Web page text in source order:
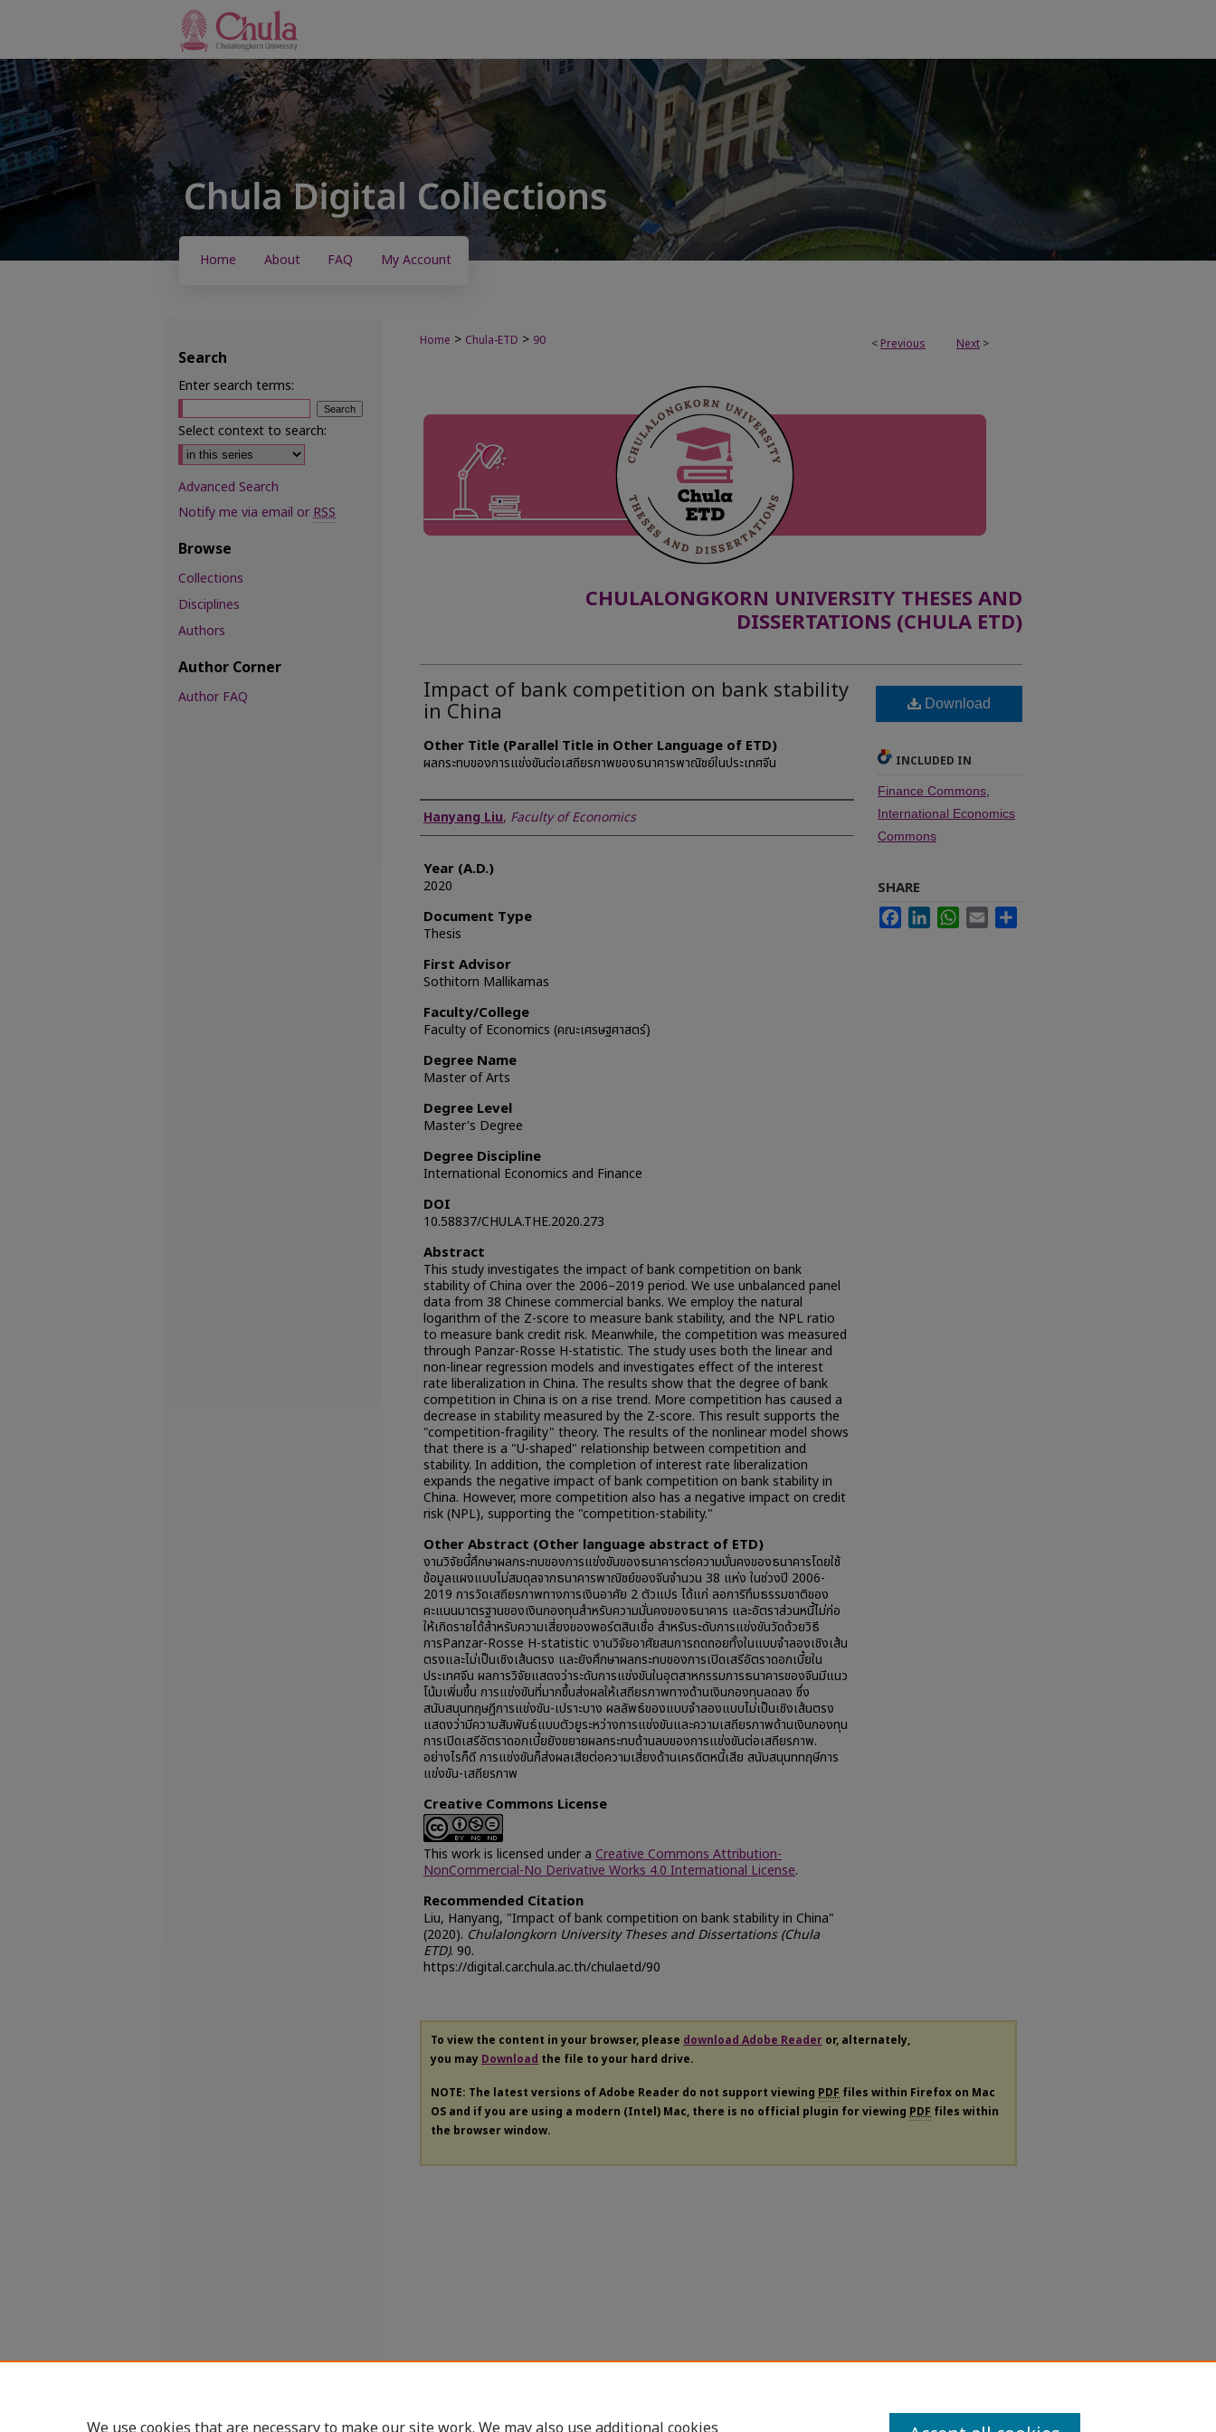
Home About FAQ My Account
< Previous Next >
Home > Chula-ETD > 90
CHULALONGKORN UNIVERSITY THESES AND
DISSERTATIONS (CHULA ETD)
Impact of bank competition on bank stability
in China
Other Title (Parallel Title in Other Language of ETD)
ผลกระทบของการแข่งขันต่อเสถียรภาพของธนาคารพาณิชย์ในประเทศจีน
Author
Hanyang Liu, Faculty of Economics
Year (A.D.)
2020
Document Type
Thesis
First Advisor
Sothitorn Mallikamas
Faculty/College
Faculty of Economics (คณะเศรษฐศาสตร์)
Degree Name
Master of Arts
Degree Level
Master's Degree
Degree Discipline
International Economics and Finance
DOI
10.58837/CHULA.THE.2020.273
Abstract
This study investigates the impact of bank competition on bank
stability of China over the 2006–2019 period. We use unbalanced panel
data from 38 Chinese commercial banks. We employ the natural
logarithm of the Z-score to measure bank stability, and the NPL ratio
to measure bank credit risk. Meanwhile, the competition was measured
through Panzar-Rosse H-statistic. The study uses both the linear and
non-linear regression models and investigates effect of the interest
rate liberalization in China. The results show that the degree of bank
competition in China is on a rise trend. More competition has caused a
decrease in stability measured by the Z-score. This result supports the
"competition-fragility" theory. The results of the nonlinear model shows
that there is a "U-shaped" relationship between competition and
stability. In addition, the completion of interest rate liberalization
expands the negative impact of bank competition on bank stability in
China. However, more competition also has a negative impact on credit
risk (NPL), supporting the "competition-stability."
Other Abstract (Other language abstract of ETD)
งานวิจัยนี้ศึกษาผลกระทบของการแข่งขันของธนาคารต่อความมั่นคงของธนาคารโดยใช้
ข้อมูลแผงแบบไม่สมดุลจากธนาคารพาณิชย์ของจีนจำนวน 38 แห่ง ในช่วงปี 2006-
2019 การวัดเสถียรภาพทางการเงินอาศัย 2 ตัวแปร ได้แก่ ลอการิทึมธรรมชาติของ
คะแนนมาตรฐานของเงินกองทุนสำหรับความมั่นคงของธนาคาร และอัตราส่วนหนี้ไม่ก่อ
ให้เกิดรายได้สำหรับความเสี่ยงของพอร์ตสินเชื่อ สำหรับระดับการแข่งขันวัดด้วยวิธี
การPanzar-Rosse H-statistic งานวิจัยอาศัยสมการถดถอยทั้งในแบบจำลองเชิงเส้น
ตรงและไม่เป็นเชิงเส้นตรง และยังศึกษาผลกระทบของการเปิดเสรีอัตราดอกเบี้ยใน
ประเทศจีน ผลการวิจัยแสดงว่าระดับการแข่งขันในอุตสาหกรรมการธนาคารของจีนมีแนว
โน้มเพิ่มขึ้น การแข่งขันที่มากขึ้นส่งผลให้เสถียรภาพทางด้านเงินกองทุนลดลง ซึ่ง
สนับสนุนทฤษฎีการแข่งขัน-เปราะบาง ผลลัพธ์ของแบบจำลองแบบไม่เป็นเชิงเส้นตรง
แสดงว่ามีความสัมพันธ์แบบตัวยูระหว่างการแข่งขันและความเสถียรภาพด้านเงินกองทุน
การเปิดเสรีอัตราดอกเบี้ยยังขยายผลกระทบด้านลบของการแข่งขันต่อเสถียรภาพ.
อย่างไรก็ดี การแข่งขันก็ส่งผลเสียต่อความเสี่ยงด้านเครดิตหนี้เสีย สนับสนุนททฤษีการ
แข่งขัน-เสถียรภาพ
Creative Commons License
This work is licensed under a Creative Commons Attribution-
NonCommercial-No Derivative Works 4.0 International License.
Recommended Citation
Liu, Hanyang, "Impact of bank competition on bank stability in China"
(2020). Chulalongkorn University Theses and Dissertations (Chula
ETD). 90.
https://digital.car.chula.ac.th/chulaetd/90
Download
INCLUDED IN
Finance Commons
International Economics
Commons
SHARE
FacebookLinkedInWhatsApp
Email
To view the content in your browser, please download Adobe Reader or, alternately,
you may Download the file to your hard drive.
NOTE: The latest versions of Adobe Reader do not support viewing PDF files within Firefox on Mac
OS and if you are using a modern (Intel) Mac, there is no official plugin for viewing PDF files within
the browser window.
Search
Enter search terms:
Select context to search:
Advanced Search
Notify me via email orRSS
Browse
Collections
Disciplines
Authors
Author Corner
Author FAQ